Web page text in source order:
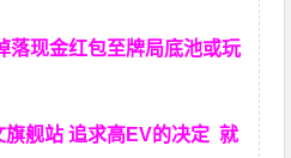
落现金红包至牌局底池或玩
旗舰站 追求高EV的决定就